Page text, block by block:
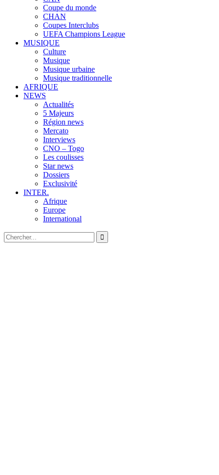
Coupe du monde
CHAN
Coupes Interclubs
UEFA Champions League
MUSIQUE
Culture
Musique
Musique urbaine
Musique traditionnelle
AFRIQUE
NEWS
Actualités
5 Majeurs
Région news
Mercato
Interviews
CNO – Togo
Les coulisses
Star news
Dossiers
Exclusivité
INTER.
Afrique
Europe
International